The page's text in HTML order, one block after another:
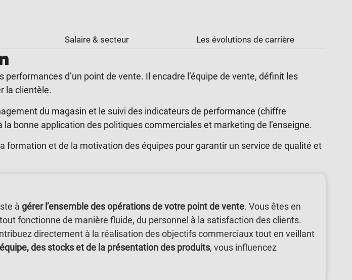
Salaire & secteur Les évolutions de carrière
d’un point de vente. Il encadre l’équipe de vente, définit les
la clientèle.
du magasin et le suivi des indicateurs de performance (chiffre
bonne application des politiques commerciales et marketing de l’enseigne.
formation et de la motivation des équipes pour garantir un service de qualité et
à gérer l’ensemble des opérations de votre point de vente. Vous êtes en
fonctionne de manière fluide, du personnel à la satisfaction des clients.
directement à la réalisation des objectifs commerciaux tout en veillant
des stocks et de la présentation des produits, vous influencez